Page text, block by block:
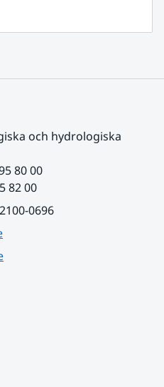
och hydrologiska
80 00
82 00
0696